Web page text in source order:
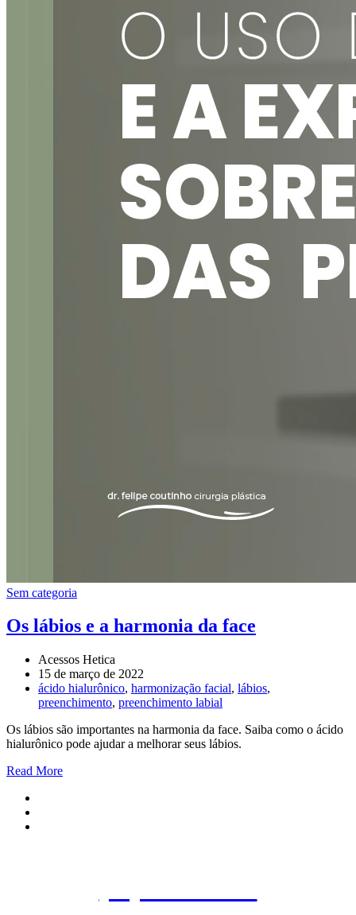
Sem categoria
Os lábios e a harmonia da face
Acessos Hetica
15 de março de 2022
ácido hialurônico, harmonização facial, lábios,
preenchimento, preenchimento labial
Os lábios são importantes na harmonia da face. Saiba como o ácido
hialurônico pode ajudar a melhorar seus lábios.
Read More